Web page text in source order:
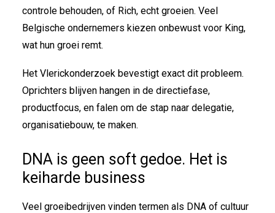
controle behouden, of Rich, echt groeien. Veel
Belgische ondernemers kiezen onbewust voor King,
wat hun groei remt.
Het Vlerickonderzoek bevestigt exact dit probleem.
Oprichters blijven hangen in de directiefase,
productfocus, en falen om de stap naar delegatie,
organisatiebouw, te maken.
DNA is geen soft gedoe. Het is
keiharde business
Veel groeibedrijven vinden termen als DNA of cultuur